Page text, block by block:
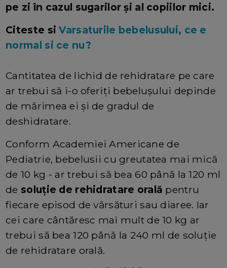
pe zi în cazul sugarilor și al copiilor mici.
Citeste siVarsaturile bebelusului, ce e
normal si ce nu?
Cantitatea de lichid de rehidratare pe care
ar trebui să i-o oferiți bebelușului depinde
de mărimea ei și de gradul de
deshidratare.
Conform Academiei Americane de
Pediatrie, bebelusii cu greutatea mai mică
de 10 kg - ar trebui să bea 60 până la 120 ml
de soluție de rehidratare orală pentru
fiecare episod de vărsături sau diaree. Iar
cei care cântăresc mai mult de 10 kg ar
trebui să bea 120 până la 240 ml de soluție
de rehidratare orală.